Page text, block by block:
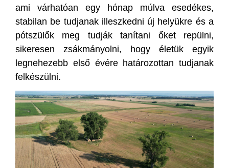
ami várhatóan egy hónap múlva esedékes,
stabilan be tudjanak illeszkedni új helyükre és a
pótszülők meg tudják tanítani őket repülni,
sikeresen zsákmányolni, hogy életük egyik
legnehezebb első évére határozottan tudjanak
felkészülni.